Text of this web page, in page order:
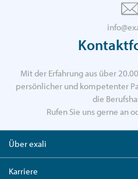
Mit der Erfahrung aus über
persönlicher und kompetenter
die
Rufen Sie uns gerne an
Über exali
Karriere